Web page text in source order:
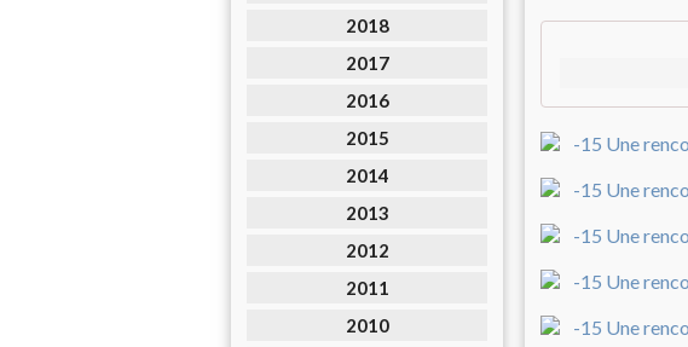
2018
2017
2016
2015
2014
2013
2012
2011
2010